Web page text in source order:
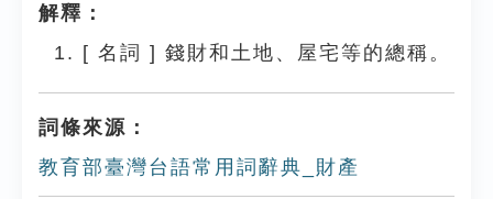
解釋：
[ 名詞 ] 錢財和土地、屋宅等的總稱。
詞條來源：
教育部臺灣台語常用詞辭典_財產